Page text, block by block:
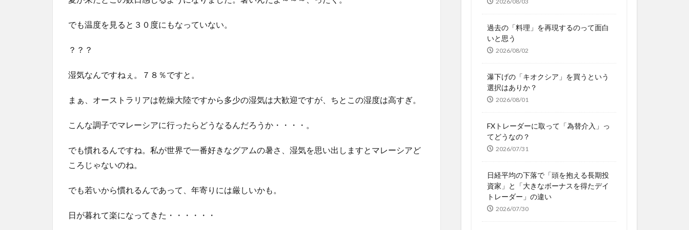
でも温度を見ると３０度にもなっていない。
？？？
湿気なんですねぇ。７８％ですと。
まぁ、オーストラリアは乾燥大陸ですから多少の湿気は大歓迎ですが、ちとこの湿度は高すぎ。
こんな調子でマレーシアに行ったらどうなるんだろうか・・・・。
でも慣れるんですね。私が世界で一番好きなグアムの暑さ、湿気を思い出しますとマレーシアど
ころじゃないのね。
でも若いから慣れるんであって、年寄りには厳しいかも。
日が暮れて楽になってきた・・・・・・
過去の「料理」を再現するのって面白
いと思う
2026/08/02
瀑下げの「キオクシア」を買うという
選択はありか？
2026/08/01
FXトレーダーに取って「為替介入」っ
てどうなの？
2026/07/31
日経平均の下落で「頭を抱える長期投
資家」と「大きなボーナスを得たデイ
トレーダー」の違い
2026/07/30